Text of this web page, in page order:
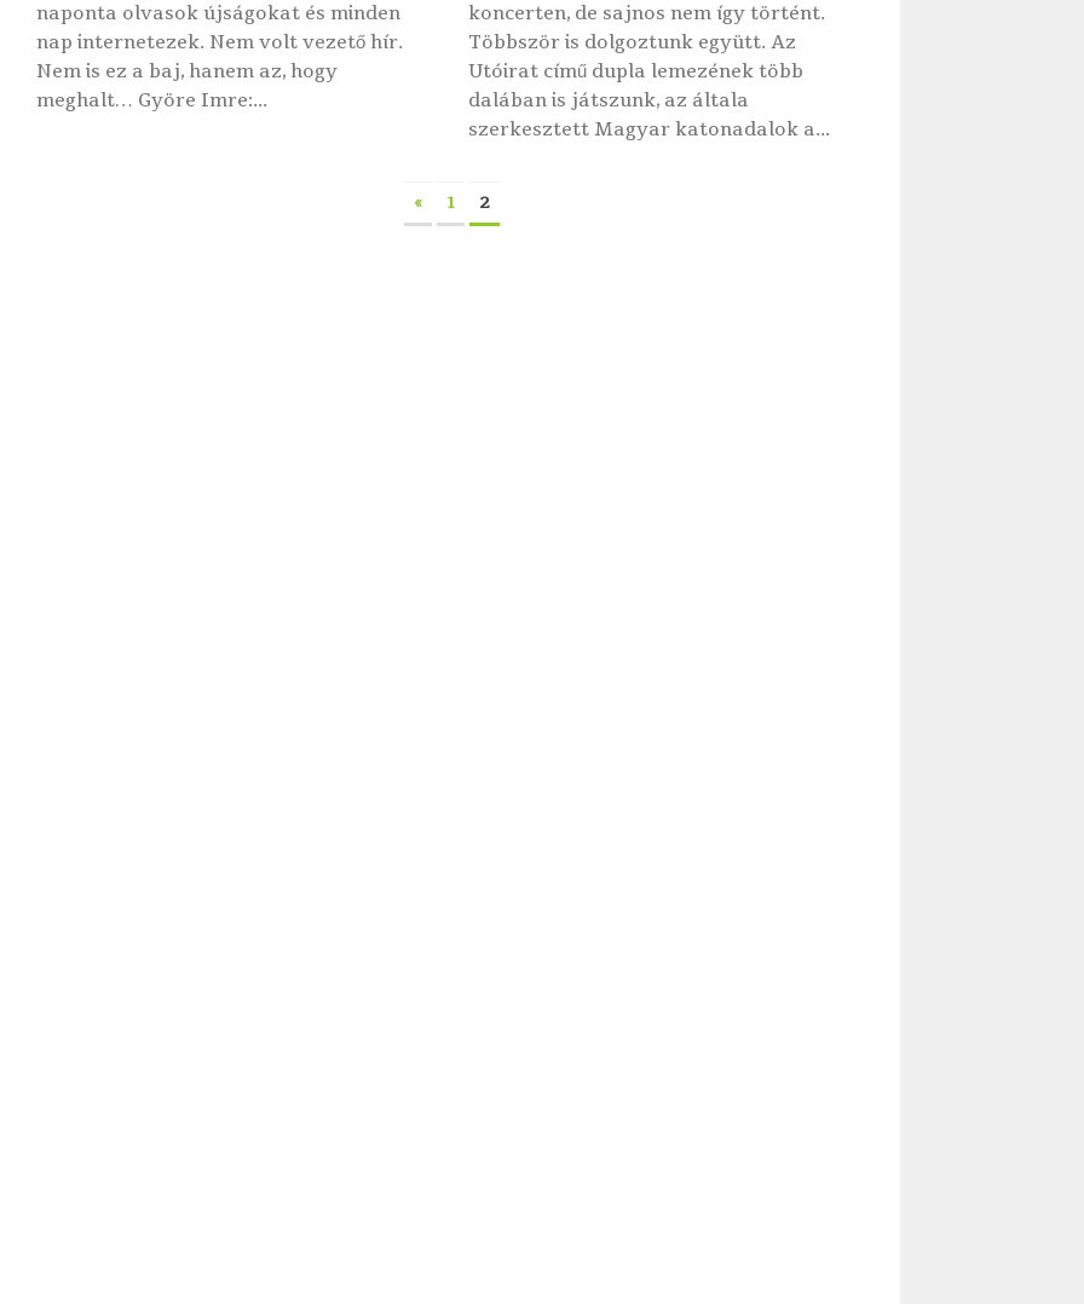
naponta olvasok újságokat és minden
nap internetezek. Nem volt vezető hír.
Nem is ez a baj, hanem az, hogy
meghalt… Györe Imre:...
koncerten, de sajnos nem így történt.
Többször is dolgoztunk együtt. Az
Utóirat című dupla lemezének több
dalában is játszunk, az általa
szerkesztett Magyar katonadalok a...
« 1 2